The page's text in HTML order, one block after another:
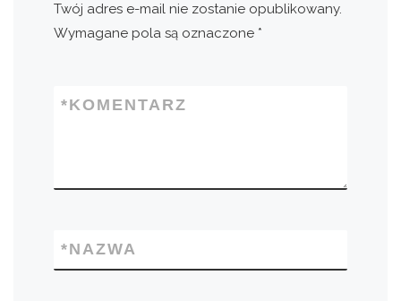
Twój adres e-mail nie zostanie opublikowany.
Wymagane pola są oznaczone *
KOMENTARZ
*
NAZWA
*